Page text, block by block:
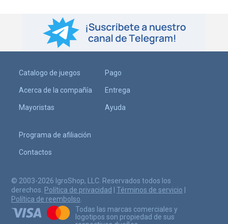
Catalogo de juegos
Acerca de la compañía
Mayoristas
Pago
Entrega
Ayuda
Programa de afiliación
Contactos
© 2003-2026 IgroShop, LLC. Reservados todos los
derechos. Política de privacidad Términos de servicio
Política de reembolso.
Todas las marcas comerciales y
logotipos son propiedad de sus